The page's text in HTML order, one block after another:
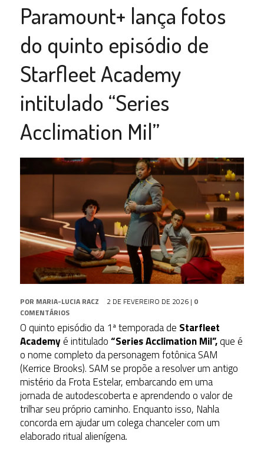
Paramount+ lança fotos
do quinto episódio de
Starfleet Academy
intitulado “Series
Acclimation Mil”
POR MARIA-LUCIA RACZ 2 DE FEVEREIRO DE 2026| 0
COMENTÁRIOS
O quinto episódio da 1ª temporada de Starfleet
Academyé intitulado“Series Acclimation Mil”,que é
o nome completo da personagem fotônica SAM
(Kerrice Brooks). SAM se propõe a resolver um antigo
mistério da Frota Estelar, embarcando em uma
jornada de autodescoberta e aprendendo o valor de
trilhar seu próprio caminho. Enquanto isso, Nahla
concorda em ajudar um colega chanceler com um
elaborado ritual alienígena.